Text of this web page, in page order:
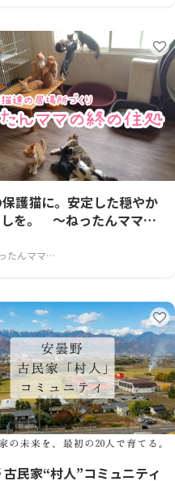
護猫に。安定した穏やか
を。 〜ねったんママの
ねったんママの終の住処
民家“村人”コミュニティ